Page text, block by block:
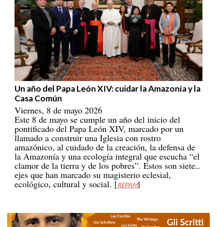
Un año del Papa León XIV: cuidar la Amazonía y la
Casa Común
Viernes, 8 de mayo 2026
Este 8 de mayo se cumple un año del inicio del
pontificado del Papa León XIV, marcado por un
llamado a construir una Iglesia con rostro
amazónico, al cuidado de la creación, la defensa de
la Amazonía y una ecología integral que escucha “el
clamor de la tierra y de los pobres”. Estos son siete
ejes que han marcado su magisterio eclesial,
ecológico, cultural y social. [REPAM]